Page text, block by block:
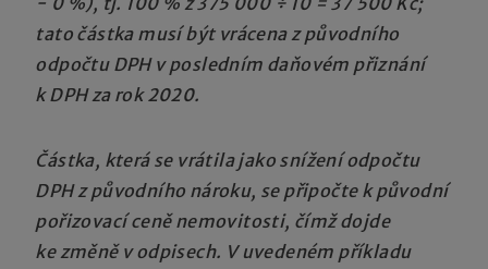
tato částka musí být vrácena z původního
odpočtu DPH v posledním daňovém přiznání
k DPH za rok 2020.
Částka, která se vrátila jako snížení odpočtu
DPH z původního nároku, se připočte k původní
pořizovací ceně nemovitosti, čímž dojde
ke změně v odpisech. V uvedeném příkladu